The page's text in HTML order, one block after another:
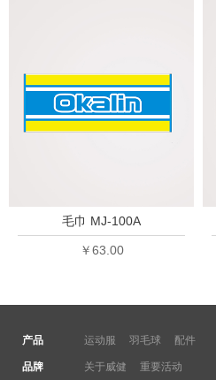
毛巾 MJ-100A
￥63.00
产品 运动服 羽毛球 配件
品牌 关于威健 重要活动